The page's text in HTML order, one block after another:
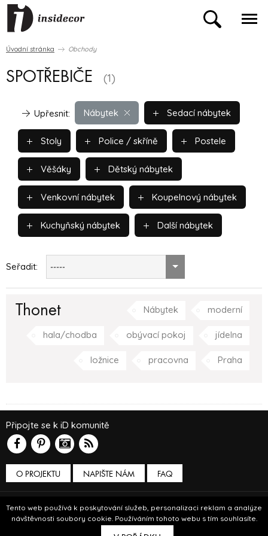
Tento web používá k poskytování služeb, personalizaci reklam a analýze
návštěvnosti soubory cookie. Používáním tohoto webu s tím souhlasíte.
Úvodní stránka Obchody
SPOTŘEBIČE (1)
Nábytek
Upřesnit: Sedací nábytek
Stoly Police / skříně Postele
Věšáky Dětský nábytek
Venkovní nábytek Koupelnový nábytek
Kuchyňský nábytek Další nábytek
Seřadit: -----
Thonet Nábytek moderní
hala/chodba obývací pokoj jídelna
ložnice pracovna Praha
O PROJEKTU NAPIŠTE NÁM
Připojte se k iD komunitě
FAQ
Podmínky používání
© Insidecor 2013-2019.